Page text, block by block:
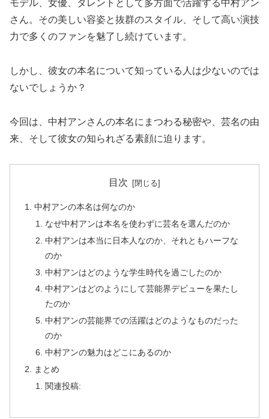
モデル、女優、タレントとして多方面で活躍する中村アン
さん。その美しい容姿と抜群のスタイル、そして高い演技
力で多くのファンを魅了し続けています。
しかし、彼女の本名について知っている人は少ないのでは
ないでしょうか？
今回は、中村アンさんの本名にまつわる秘密や、芸名の由
来、そして彼女の知られざる素顔に迫ります。
目次
中村アンの本名は何なのか
なぜ中村アンは本名を使わずに芸名を選んだのか
中村アンは本当に日本人なのか、それともハーフな
のか
中村アンはどのような学生時代を過ごしたのか
中村アンはどのようにして芸能界デビューを果たし
たのか
中村アンの芸能界での活躍はどのようなものだった
のか
中村アンの魅力はどこにあるのか
まとめ
関連投稿: